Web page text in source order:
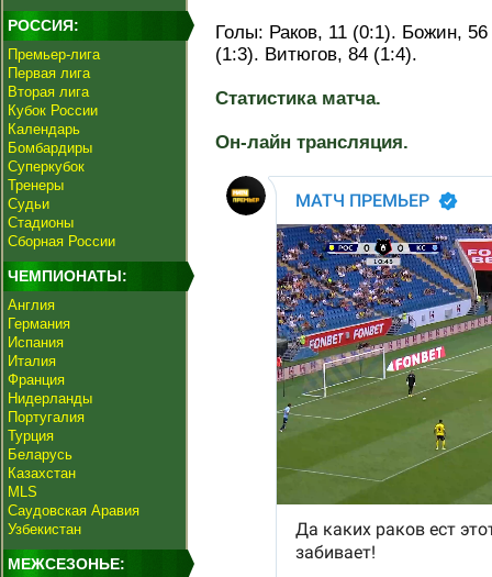
РОССИЯ:
Премьер-лига
Первая лига
Вторая лига
Кубок России
Календарь
Бомбардиры
Суперкубок
Тренеры
Судьи
Стадионы
Сборная России
ЧЕМПИОНАТЫ:
Англия
Германия
Испания
Италия
Франция
Нидерланды
Португалия
Турция
Беларусь
Казахстан
MLS
Саудовская Аравия
Узбекистан
МЕЖСЕЗОНЬЕ:
Голы: Раков, 11 (0:1). Божин,
(1:3). Витюгов, 84 (1:4).
Статистика матча.
Он-лайн трансляция.